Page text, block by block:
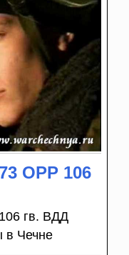
ОРР 106
гв. ВДД
в Чечне